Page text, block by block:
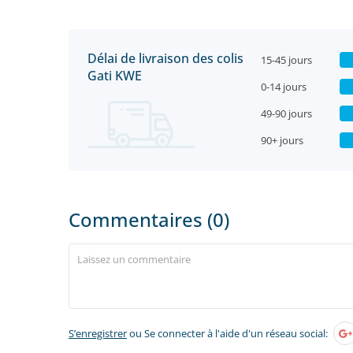
Délai de livraison des colis
Gati KWE
15-45 jours
0-14 jours
49-90 jours
90+ jours
Commentaires (0)
S’enregistrerou Se connecter à l'aide d'un réseau social: